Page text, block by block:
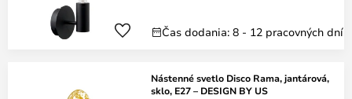
Čas dodania: 8 - 12 pracovných dní
Nástenné svetlo Disco Rama, jantárová,
sklo, E27 – DESIGN BY US